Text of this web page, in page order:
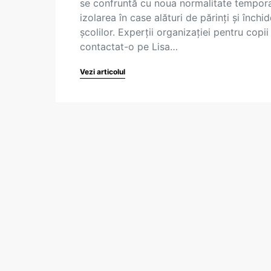
se confruntă cu noua normalitate
izolarea în case alături de părinți și
școlilor. Experții organizației pentru copii
contactat-o pe Lisa…
Vezi articolul